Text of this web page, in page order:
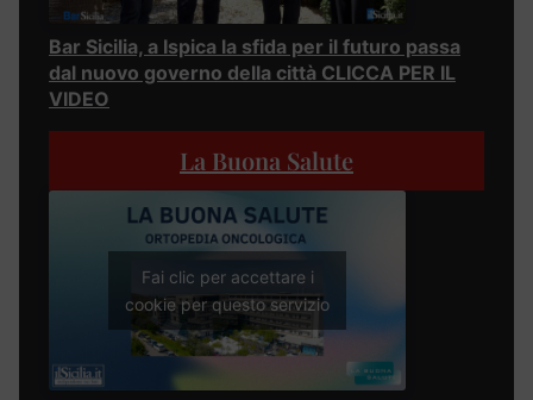
Bar Sicilia, a Ispica la sfida per il futuro passa
dal nuovo governo della città CLICCA PER IL
VIDEO
La Buona Salute
Fai clic per accettare i
cookie per questo servizio